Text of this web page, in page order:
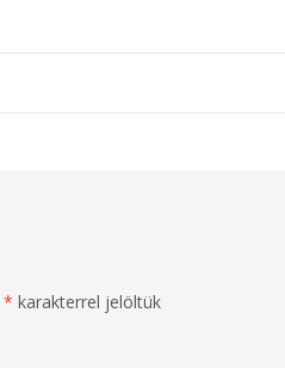
* karakterrel jelöltük